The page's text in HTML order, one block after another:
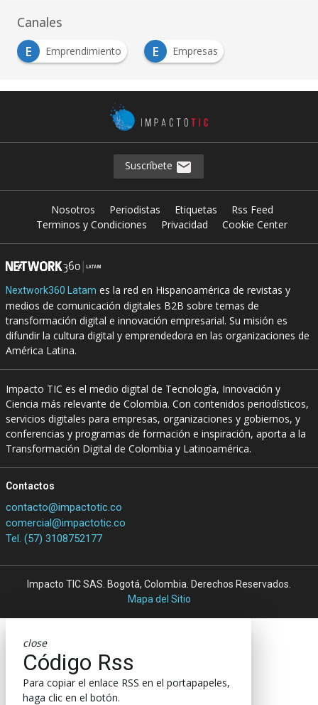
Canales
E
Emprendimiento E Empresas
Suscríbete
Nosotros Periodistas Etiquetas
Rss Feed
Terminos y Condiciones
Privacidad Cookie Center
Nextwork360 Latam es la red en Hispanoamérica de revistas y
medios de comunicación digitales B2B sobre temas de
transformación digital e innovación empresarial. Su misión es
difundir la cultura digital y emprendedora en las organizaciones de
América Latina.
Impacto TIC es el medio digital de Tecnología, Innovación y
Ciencia más relevante de Colombia. Con contenidos periodísticos,
servicios digitales para empresas, organizaciones y gobiernos, y
conferencias y programas de formación e inspiración, aporta a la
Transformación Digital de Colombia y Latinoamérica.
Contactos
contacto@impactotic.co
comercial@impactotic.co
Tel. (57) 3108752177
Impacto TIC SAS. Bogotá, Colombia. Derechos Reservados.
Mapa del Sitio
close
Código Rss
Para copiar el enlace RSS en el portapapeles,
haga clic en el botón.